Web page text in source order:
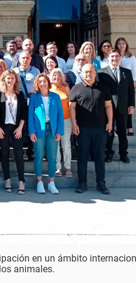
en un ámbito
animales.